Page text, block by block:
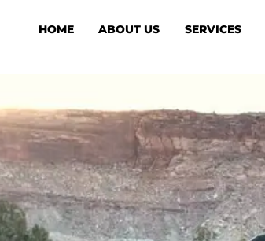
HOME ABOUT US SERVICES